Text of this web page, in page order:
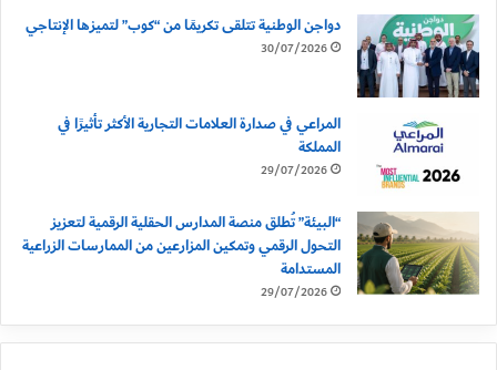
دواجن الوطنية تتلقى تكريمًا من “كوب” لتميزها الإنتاجي
30/07/2026
المراعي في صدارة العلامات التجارية الأكثر تأثيرًا في
المملكة
29/07/2026
“البيئة” تُطلق منصة المدارس الحقلية الرقمية لتعزيز
التحول الرقمي وتمكين المزارعين من الممارسات الزراعية
المستدامة
29/07/2026